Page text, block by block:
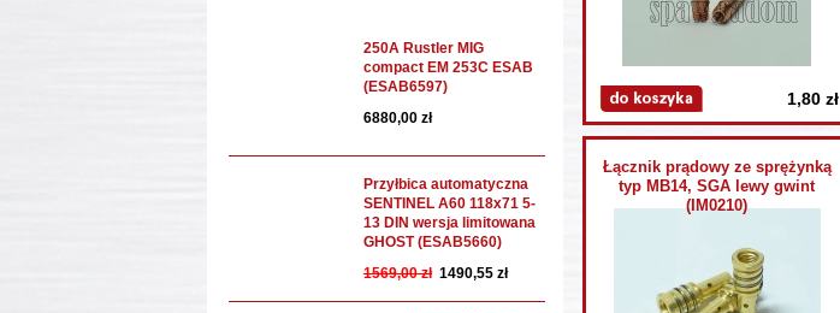
250A Rustler MIG
compact EM 253C ESAB
(ESAB6597)
6880,00 zł
Przyłbica automatyczna
SENTINEL A60 118x71 5-
13 DIN wersja limitowana
GHOST (ESAB5660)
1569,00 zł 1490,55 zł
1,80 zł
Łącznik prądowy ze sprężynką
typ MB14, SGA lewy gwint
(IM0210)